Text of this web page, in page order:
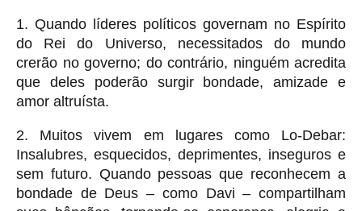
1. Quando líderes políticos governam no Espírito
do Rei do Universo, necessitados do mundo
crerão no governo; do contrário, ninguém acredita
que deles poderão surgir bondade, amizade e
amor altruísta.
2. Muitos vivem em lugares como Lo-Debar:
Insalubres, esquecidos, deprimentes, inseguros e
sem futuro. Quando pessoas que reconhecem a
bondade de Deus – como Davi – compartilham